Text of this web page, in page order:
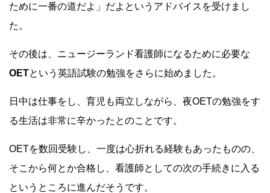
ために一番の道だよ」だよというアドバイスを受けまし
た。
その後は、 ニュージーランド看護師になるために必要な
OETという 英語試験の勉強をさらに始めました。
日中は仕事をし、育児も両立しながら、夜OETの勉強をす
る生活は非常に辛かったとのことです。
OETを数回 受験し、一度は心折れる経験もあったものの、
そこから何とか合格し、看護師としての次の手続きに入る
というところに進んだそうです。